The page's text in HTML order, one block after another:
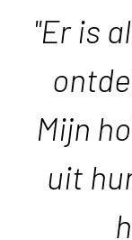
"Er is
Mijn
uit